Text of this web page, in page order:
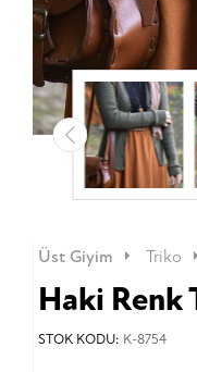
Üst Giyim Triko
Haki Renk
STOK KODU: K-8754